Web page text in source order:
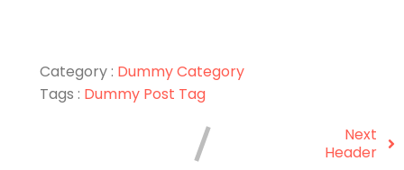
Category : Dummy Category
Tags : Dummy Post Tag
Next
Header